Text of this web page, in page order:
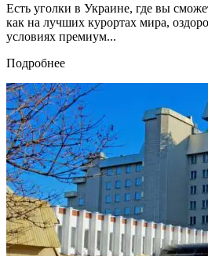
Есть уголки в Украине, где вы
как на лучших курортах мира,
условиях премиум...
Подробнее